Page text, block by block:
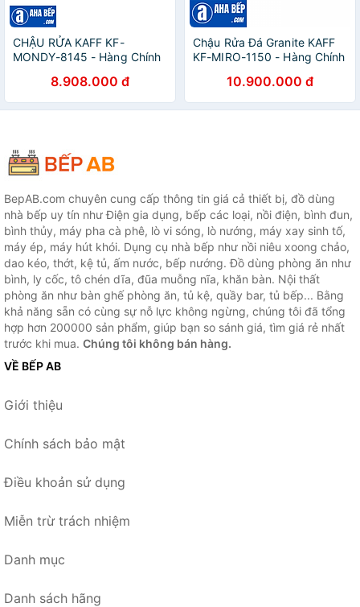
CHẬU RỬA KAFF KF-
MONDY-8145 - Hàng Chính
8.908.000 đ
Chậu Rửa Đá Granite KAFF
KF-MIRO-1150 - Hàng Chính
10.900.000 đ
BepAB.com chuyên cung cấp thông tin giá cả thiết bị, đồ dùng
nhà bếp uy tín như Điện gia dụng, bếp các loại, nồi điện, bình đun,
bình thủy, máy pha cà phê, lò vi sóng, lò nướng, máy xay sinh tố,
máy ép, máy hút khói. Dụng cụ nhà bếp như nồi niêu xoong chảo,
dao kéo, thớt, kệ tủ, ấm nước, bếp nướng. Đồ dùng phòng ăn như
bình, ly cốc, tô chén dĩa, đũa muỗng nĩa, khăn bàn. Nội thất
phòng ăn như bàn ghế phòng ăn, tủ kệ, quầy bar, tủ bếp... Bằng
khả năng sẵn có cùng sự nỗ lực không ngừng, chúng tôi đã tổng
hợp hơn 200000 sản phẩm, giúp bạn so sánh giá, tìm giá rẻ nhất
trước khi mua. Chúng tôi không bán hàng.
VỀ BẾP AB
Giới thiệu
Chính sách bảo mật
Điều khoản sử dụng
Miễn trừ trách nhiệm
Danh mục
Danh sách hãng